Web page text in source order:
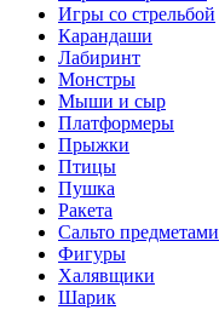
Игры со стрельбой
Карандаши
Лабиринт
Монстры
Мыши и сыр
Платформеры
Прыжки
Птицы
Пушка
Ракета
Сальто предметами
Фигуры
Халявщики
Шарик